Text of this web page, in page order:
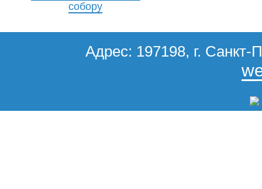
собору
Адрес: 197198, г. Санкт-